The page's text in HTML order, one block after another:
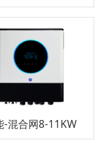
-混合网8-11KW